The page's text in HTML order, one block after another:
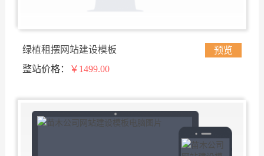
绿植租摆网站建设模板
预览
整站价格：
￥1499.00